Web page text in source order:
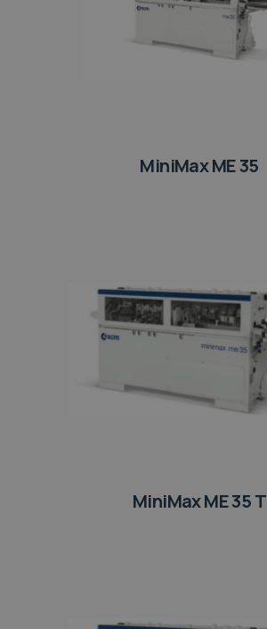
MiniMax ME 35
MiniMax ME 35 T